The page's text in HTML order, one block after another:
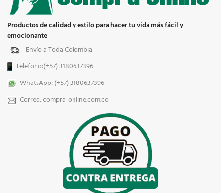
Productos de calidad y estilo para hacer tu vida más fácil y
emocionante
Envío a Toda Colombia
Telefono:(+57) 3180637396
WhatsApp: (+57) 3180637396
Correo: compra-online.com.co